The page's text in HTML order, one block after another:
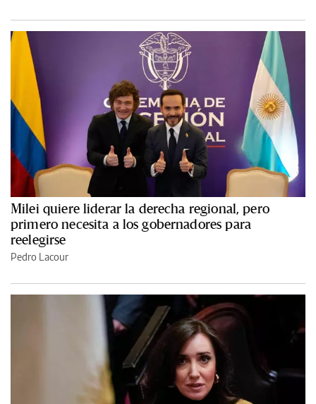
Milei quiere liderar la derecha regional, pero
primero necesita a los gobernadores para
reelegirse
Pedro Lacour